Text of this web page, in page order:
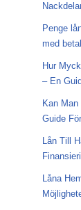
Penge
med
Hur
– En
Kan
Guide
Lån Till
Låna